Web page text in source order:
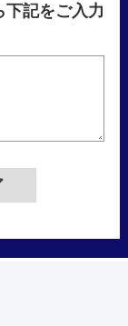
下記をご入力